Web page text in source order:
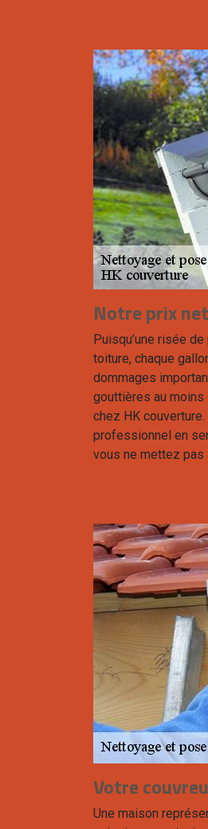
Notre prix
Puisqu’une risée
toiture, chaque
dommages
gouttières au
chez HK
professionnel en
vous ne mettez
Votre
Une maison